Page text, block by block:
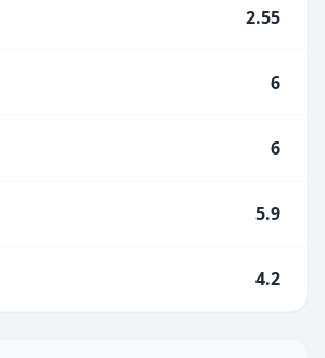
2.55
6
6
5.9
4.2